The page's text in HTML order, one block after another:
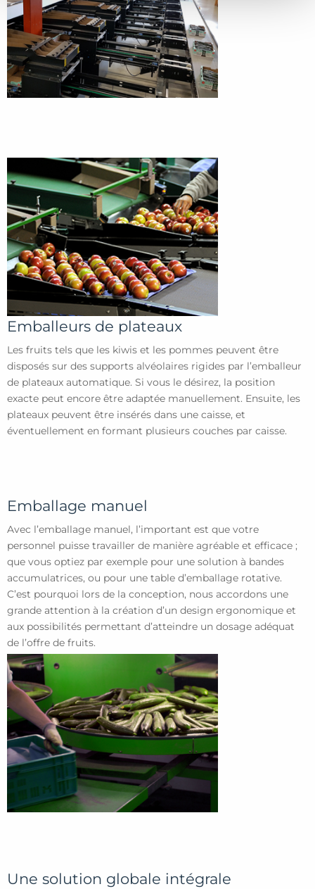
Emballeurs de plateaux
Les fruits tels que les kiwis et les pommes peuvent être
disposés sur des supports alvéolaires rigides par l’emballeur
de plateaux automatique. Si vous le désirez, la position
exacte peut encore être adaptée manuellement. Ensuite, les
plateaux peuvent être insérés dans une caisse, et
éventuellement en formant plusieurs couches par caisse.
Emballage manuel
Avec l’emballage manuel, l’important est que votre
personnel puisse travailler de manière agréable et efficace ;
que vous optiez par exemple pour une solution à bandes
accumulatrices, ou pour une table d’emballage rotative.
C’est pourquoi lors de la conception, nous accordons une
grande attention à la création d’un design ergonomique et
aux possibilités permettant d’atteindre un dosage adéquat
de l’offre de fruits.
Une solution globale intégrale